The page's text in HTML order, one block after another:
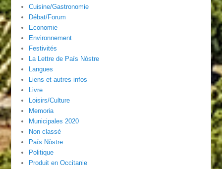
Cuisine/Gastronomie
Débat/Forum
Economie
Environnement
Festivités
La Lettre de País Nòstre
Langues
Liens et autres infos
Livre
Loisirs/Culture
Memoria
Municipales 2020
Non classé
País Nòstre
Politique
Produit en Occitanie